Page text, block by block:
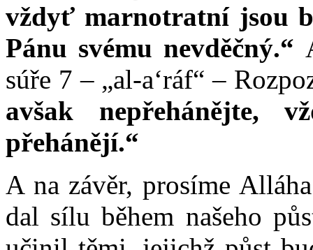
vždyť marnotratní jsou
Pánu svému nevděčný.“
súře 7 – „al-a‘ráf“ –
avšak nepřehánějte,
přehánějí.“
A na závěr, prosíme
dal sílu během našeho